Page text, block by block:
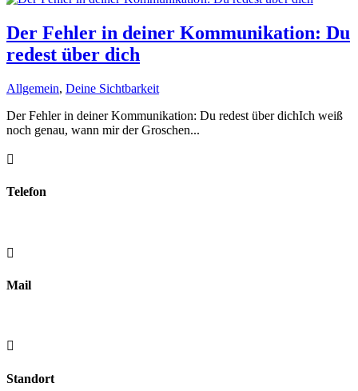
Der Fehler in deiner Kommunikation: Du
redest über dich
Allgemein, Deine Sichtbarkeit
Der Fehler in deiner Kommunikation: Du redest über dichIch weiß
noch genau, wann mir der Groschen...

Telefon

Mail

Standort